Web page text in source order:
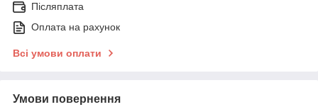
Післяплата
Оплата на рахунок
Всі умови оплати
Умови повернення